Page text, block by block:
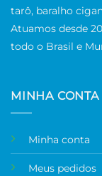
tarô, baralho
Atuamos desde
todo o Brasil e
MINHA CONTA
Minha conta
Meus pedidos